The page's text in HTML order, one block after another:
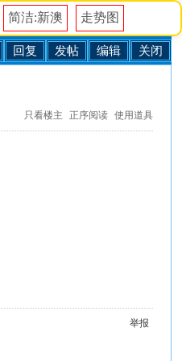
简洁:新澳 走势图
关闭
编辑
发帖
回复
只看楼主 正序阅读 使用道具
举报